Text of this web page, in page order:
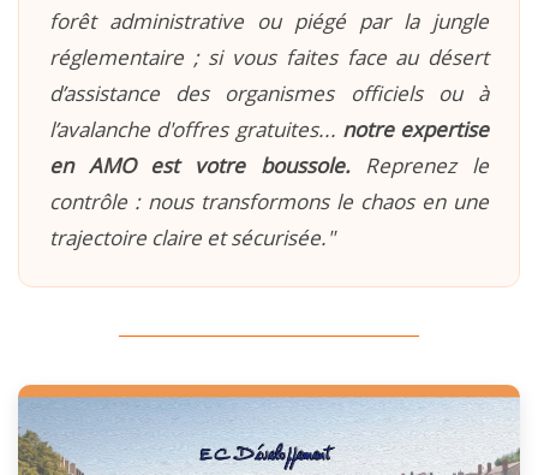
forêt administrative ou piégé par la jungle
réglementaire ; si vous faites face au désert
d’assistance des organismes officiels ou à
l’avalanche d'offres gratuites... notre expertise
en AMO est votre boussole.Reprenez le
contrôle : nous transformons le chaos en une
trajectoire claire et sécurisée."